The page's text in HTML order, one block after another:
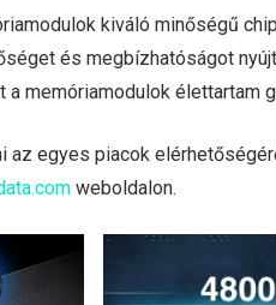
kiváló minőségű
és megbízhatóságot
memóriamodulok élettartam
az egyes piacok
weboldalon.